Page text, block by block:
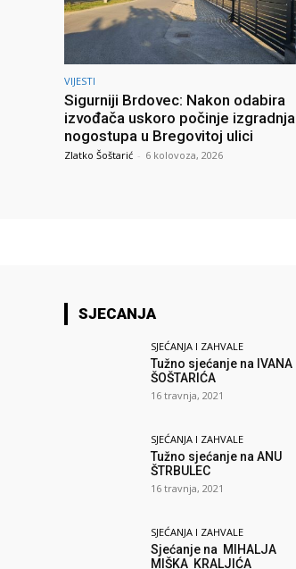
VIJESTI
Sigurniji Brdovec: Nakon odabira
izvođača uskoro počinje izgradnja
nogostupa u Bregovitoj ulici
Zlatko Šoštarić - 6 kolovoza, 2026
SJECANJA
SJEĆANJA I ZAHVALE
Tužno sjećanje na IVANA
ŠOŠTARIĆA
16 travnja, 2021
SJEĆANJA I ZAHVALE
Tužno sjećanje na ANU
ŠTRBULEC
16 travnja, 2021
SJEĆANJA I ZAHVALE
Sjećanje na MIHALJA
MIŠKA KRALJIĆA